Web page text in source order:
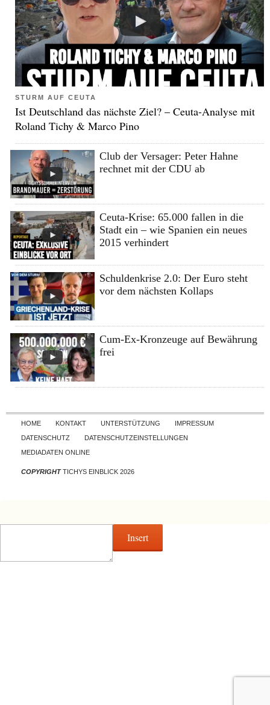
STURM AUF CEUTA
Ist Deutschland das nächste Ziel? – Ceuta-Analyse mit
Roland Tichy & Marco Pino
Club der Versager: Peter Hahne
rechnet mit der CDU ab
Ceuta-Krise: 65.000 fallen in die
Stadt ein – wie Spanien ein neues
2015 verhindert
Schuldenkrise 2.0: Der Euro steht
vor dem nächsten Kollaps
Cum-Ex-Kronzeuge auf Bewährung
frei
Skip to content
HOME KONTAKT UNTERSTÜTZUNG
IMPRESSUM
DATENSCHUTZ
DATENSCHUTZEINSTELLUNGEN
MEDIADATEN ONLINE
COPYRIGHTTICHYS EINBLICK 2026
Insert